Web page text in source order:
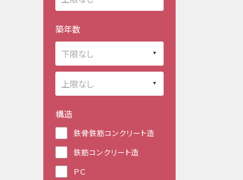
築年数
構造
鉄骨鉄筋コンクリート造
鉄筋コンクリート造
ＰＣ